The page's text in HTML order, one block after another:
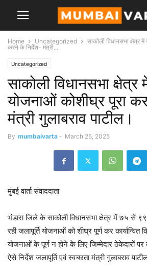
Home Uncategorized
साकोली विधानसभा क्षेत्र
करने के निर्देश- मंत्री...
Uncategorized
साकोली विधानसभा क्षेत्र
योजनाओं कोशीघ्र पूरा
मंत्री गुलाबराव पाटील।
By mumbaivarta - March 25, 2025
मुंबई वार्ता संवाददाता
भंडारा जिले के साकोली विधानसभा क्षेत्र में ७५ से
रही जलापूर्ति योजनाओं को शीघ्र पूर्ण कर कार्यान्वित
योजनाओं के पूर्ण न होने के लिए जिम्मेदार ठेकेदारों पर
ऐसे निर्देश जलापूर्ति एवं स्वच्छता मंत्री गुलाबराव